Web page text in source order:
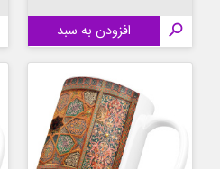
 افزودن به سبد